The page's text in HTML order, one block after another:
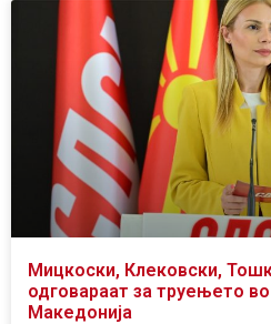
Мицкоски, Клековски,
одговараат за труењето
Македонија